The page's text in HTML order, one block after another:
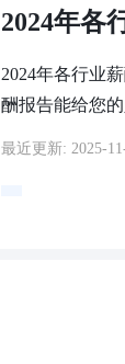
2024年各
2024年各行业
酬报告能给您
最近更新: 2025-